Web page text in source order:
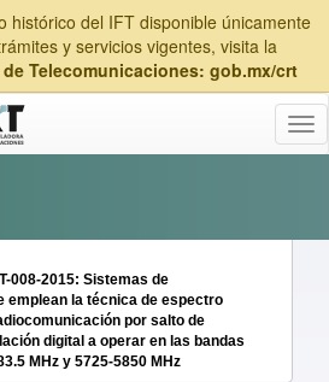
histórico del IFT disponible únicamente
y servicios vigentes, visita la
Telecomunicaciones: gob.mx/crt
008-2015: Sistemas de
emplean la técnica de espectro
por salto de
digital a operar en las bandas
MHz y 5725-5850 MHz